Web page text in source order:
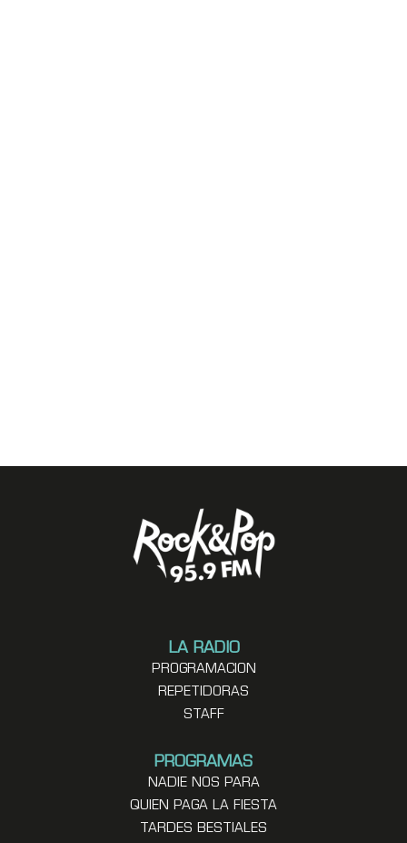
LA RADIO
PROGRAMACION
REPETIDORAS
STAFF
PROGRAMAS
NADIE NOS PARA
QUIEN PAGA LA FIESTA
TARDES BESTIALES